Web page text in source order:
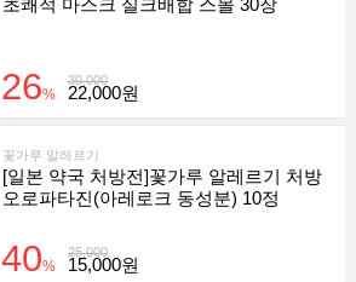
초쾌적 마스크 실크배합 스몰 30장
30,000
26% 22,000원
꽃가루 알레르기
[일본 약국 처방전]꽃가루 알레르기 처방
오로파타진(아레로크 동성분) 10정
25,000
40% 15,000원